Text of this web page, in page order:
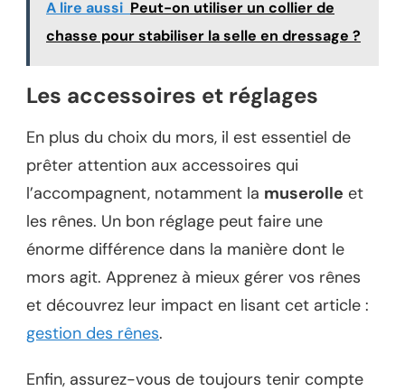
A lire aussi Peut-on utiliser un collier de
chasse pour stabiliser la selle en dressage ?
Les accessoires et réglages
En plus du choix du mors, il est essentiel de
prêter attention aux accessoires qui
l’accompagnent, notamment la muserolle et
les rênes. Un bon réglage peut faire une
énorme différence dans la manière dont le
mors agit. Apprenez à mieux gérer vos rênes
et découvrez leur impact en lisant cet article :
gestion des rênes.
Enfin, assurez-vous de toujours tenir compte